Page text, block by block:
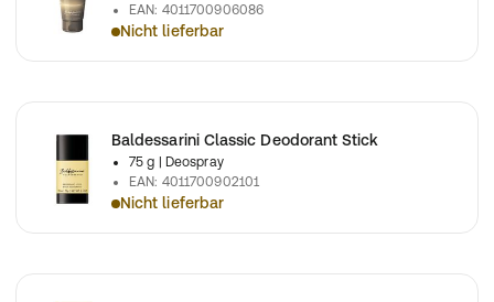
EAN: 4011700906086
Nicht lieferbar
Baldessarini Classic Deodorant Stick
75 g
| Deospray
EAN: 4011700902101
Nicht lieferbar